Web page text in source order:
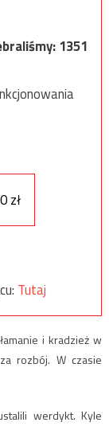
1351
zł
Tutaj
i kradzież w
rozbój. W czasie
werdykt. Kyle